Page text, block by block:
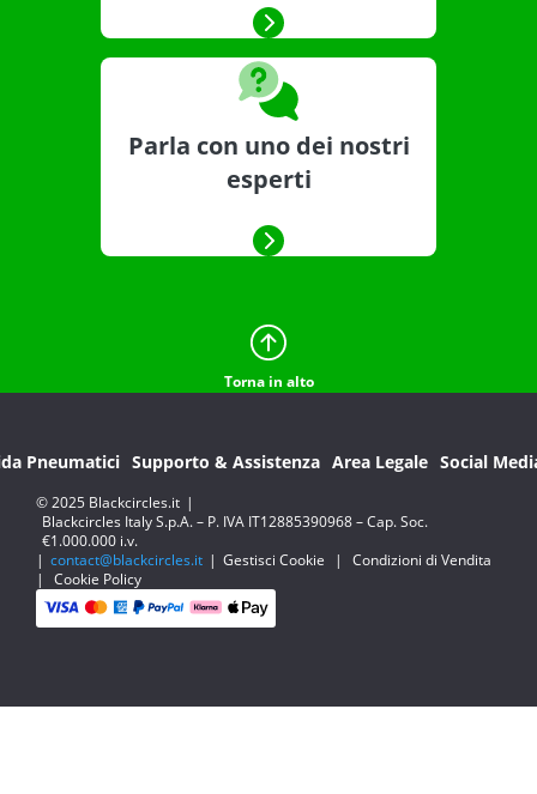
Parla con uno dei nostri
esperti
Torna in alto
Pneumatici Supporto & Assistenza Area Legale Social
© 2025 Blackcircles.it |
Blackcircles Italy S.p.A. – P. IVA IT12885390968 – Cap. Soc.
€1.000.000 i.v.
| contact@blackcircles.it | Gestisci Cookie |
Condizioni di Vendita
|
Cookie Policy